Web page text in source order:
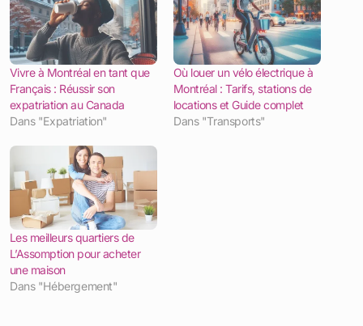
Vivre à Montréal en tant que
Français : Réussir son
expatriation au Canada
Dans "Expatriation"
Où louer un vélo électrique à
Montréal : Tarifs, stations de
locations et Guide complet
Dans "Transports"
Les meilleurs quartiers de
L’Assomption pour acheter
une maison
Dans "Hébergement"